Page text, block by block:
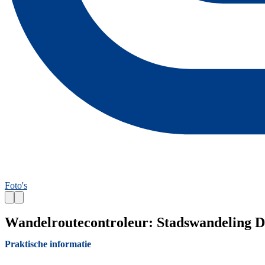
Foto's
Wandelroutecontroleur: Stadswandeling
Praktische informatie